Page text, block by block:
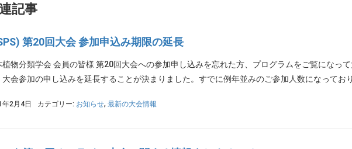
記事
第20回大会 参加申込み期限の延長
植物分類学会 会員の皆様 第20回大会への参加申し込みを忘れた方、プログラムをご覧になっ
大会参加の申し込みを延長することが決まりました。すでに例年並みのご参加人数になってお
年2月4日 カテゴリー: お知らせ, 最新の大会情報